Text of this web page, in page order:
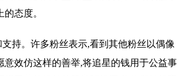
态度。
持。许多粉丝表示,看到其他粉丝以偶像
效仿这样的善举,将追星的钱用于公益事